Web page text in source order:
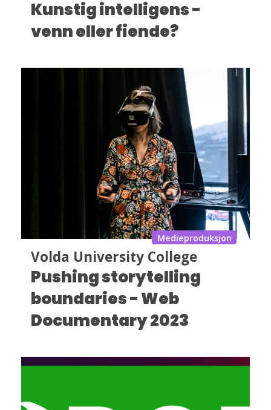
Kunstig intelligens -
venn eller fiende?
Medieproduksjon
Volda University College
Pushing storytelling
boundaries - Web
Documentary 2023